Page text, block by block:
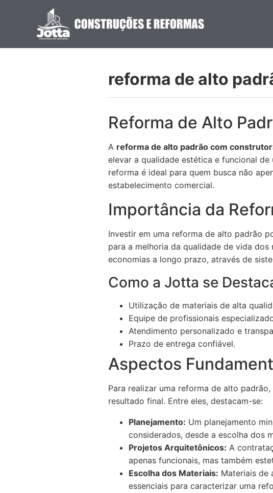
reforma de alto
Reforma de Alto
A reforma de alto padrão com
elevar a qualidade estética e funcional
reforma é ideal para quem busca não
estabelecimento comercial.
Importância da
Investir em uma reforma de alto padrão
para a melhoria da qualidade de vida
economias a longo prazo, através de
Como a Jotta se
Utilização de materiais de alta
Equipe de profissionais
Atendimento personalizado e
Prazo de entrega confiável.
Aspectos
Para realizar uma reforma de alto
resultado final. Entre eles, destacam-se:
Planejamento: Um planejamento
considerados, desde a escolha dos
Projetos Arquitetônicos: A
apenas funcionais, mas também
Escolha dos Materiais: Materiais de
essenciais para caracterizar uma